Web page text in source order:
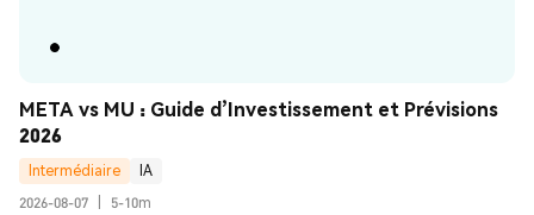
META vs MU : Guide d’Investissement et Prévisions
2026
Intermédiaire
IA
2026-08-07
5-10m